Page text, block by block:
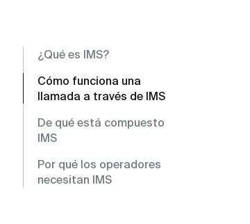
¿Qué es IMS?
Cómo funciona una
llamada a través de IMS
De qué está compuesto
IMS
Por qué los operadores
necesitan IMS